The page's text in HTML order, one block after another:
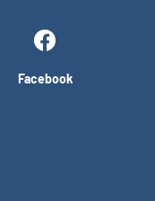
Facebook